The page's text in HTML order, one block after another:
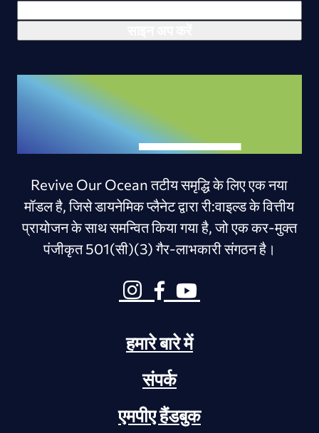
Revive Our Ocean तटीय समृद्धि के लिए एक नया
मॉडल है, जिसे डायनेमिक प्लैनेट द्वारा री:वाइल्ड के वित्तीय
प्रायोजन के साथ समन्वित किया गया है, जो एक कर-मुक्त
पंजीकृत 501(सी)(3) गैर-लाभकारी संगठन है।
हमारे बारे में
संपर्क
एमपीए हैंडबुक